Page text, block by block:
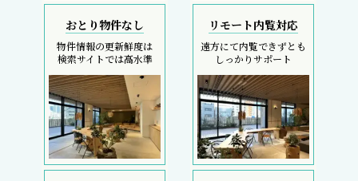
おとり物件なし
物件情報の更新鮮度は
検索サイトでは高水準
リモート内覧対応
遠方にて内覧できずとも
しっかりサポート